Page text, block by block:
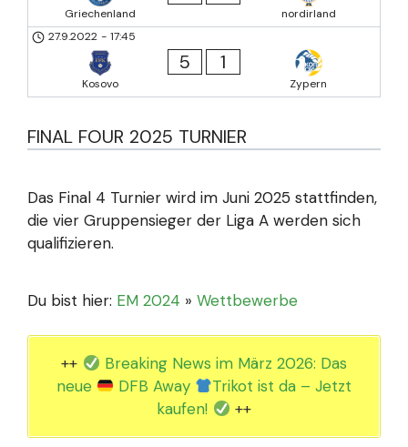
Griechenland
nordirland
27.9.2022 - 17:45
Kosovo
5 1
Zypern
FINAL FOUR 2025 TURNIER
Das Final 4 Turnier wird im Juni 2025 stattfinden,
die vier Gruppensieger der Liga A werden sich
qualifizieren.
Du bist hier: EM 2024 » Wettbewerbe
++
Breaking News im März 2026: Das
neue
DFB Away
Trikot ist da – Jetzt
kaufen!
++